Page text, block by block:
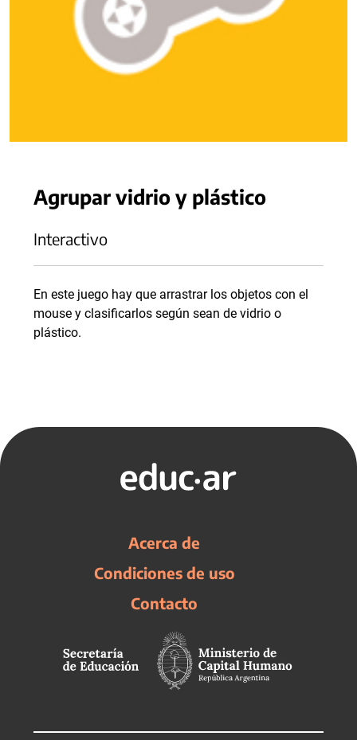
Agrupar vidrio y plástico
Interactivo
En este juego hay que arrastrar los objetos con el
mouse y clasificarlos según sean de vidrio o
plástico.
Acerca de
Condiciones de uso
Contacto